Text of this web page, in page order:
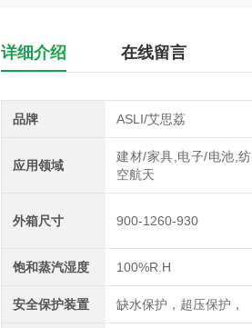
详细介绍 在线留言
品牌 ASLI/艾思荔
应用领域
建材/家具,电子/电池,
空航天
外箱尺寸 900-1260-930
饱和蒸汽湿度 100%R.H
安全保护装置 缺水保护，超压保护，